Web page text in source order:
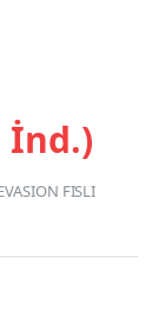
İnd.)
FISLI